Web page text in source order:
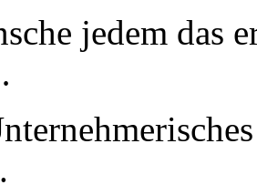
jedem das